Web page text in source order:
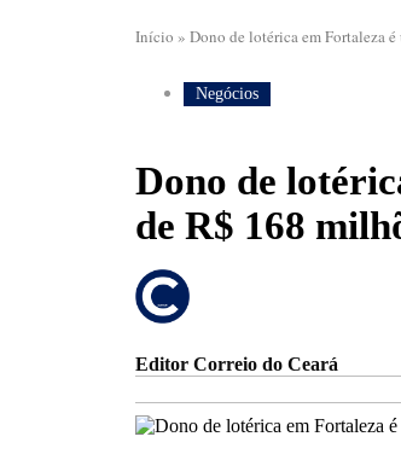
Início » Dono de lotérica em Fortaleza
Negócios
Dono de
de R$ 168
Editor Correio do Ceará